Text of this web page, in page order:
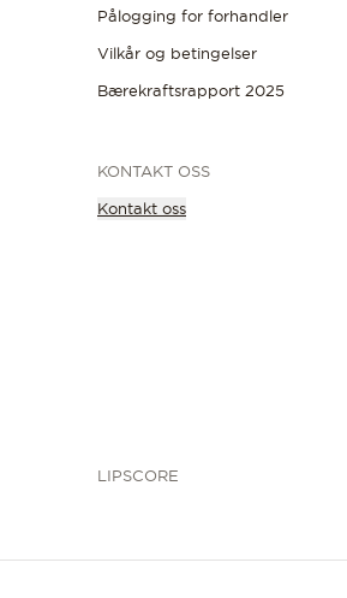
Pålogging for forhandler
Vilkår og betingelser
Bærekraftsrapport 2025
KONTAKT OSS
Kontakt oss
LIPSCORE